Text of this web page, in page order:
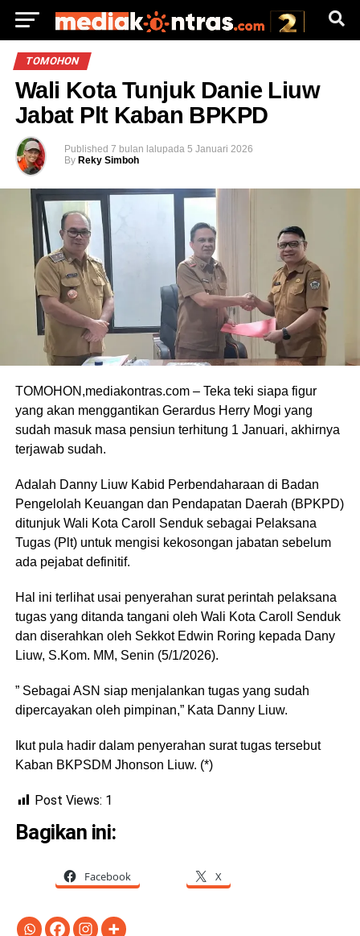
TOMOHON
Wali Kota Tunjuk Danie Liuw
Jabat Plt Kaban BPKPD
Published 7 bulan lalupada 5 Januari 2026
By Reky Simboh
TOMOHON,mediakontras.com – Teka teki siapa figur
yang akan menggantikan Gerardus Herry Mogi yang
sudah masuk masa pensiun terhitung 1 Januari, akhirnya
terjawab sudah.
Adalah Danny Liuw Kabid Perbendaharaan di Badan
Pengelolah Keuangan dan Pendapatan Daerah (BPKPD)
ditunjuk Wali Kota Caroll Senduk sebagai Pelaksana
Tugas (Plt) untuk mengisi kekosongan jabatan sebelum
ada pejabat definitif.
Hal ini terlihat usai penyerahan surat perintah pelaksana
tugas yang ditanda tangani oleh Wali Kota Caroll Senduk
dan diserahkan oleh Sekkot Edwin Roring kepada Dany
Liuw, S.Kom. MM, Senin (5/1/2026).
” Sebagai ASN siap menjalankan tugas yang sudah
dipercayakan oleh pimpinan,” Kata Danny Liuw.
Ikut pula hadir dalam penyerahan surat tugas tersebut
Kaban BKPSDM Jhonson Liuw. (*)
Post Views: 1
Bagikan ini:
Facebook X